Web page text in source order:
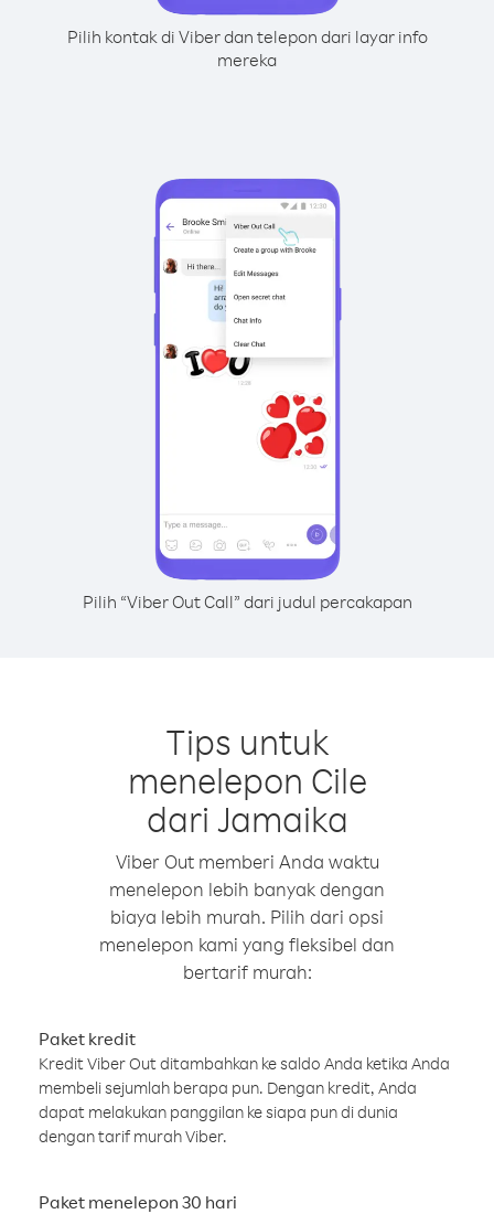
Pilih kontak di Viber dan telepon dari layar info
mereka
Pilih “Viber Out Call” dari judul percakapan
Tips untuk
menelepon Cile
dari Jamaika
Viber Out memberi Anda waktu
menelepon lebih banyak dengan
biaya lebih murah. Pilih dari opsi
menelepon kami yang fleksibel dan
bertarif murah:
Paket kredit
Kredit Viber Out ditambahkan ke saldo Anda ketika Anda
membeli sejumlah berapa pun. Dengan kredit, Anda
dapat melakukan panggilan ke siapa pun di dunia
dengan tarif murah Viber.
Paket menelepon 30 hari